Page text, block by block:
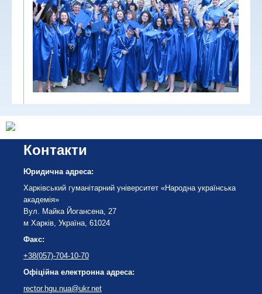
Контакти
Юридична адреса:
Харківський гуманітарний університет «Народна українська
академія»
Вул. Майка Йогансена, 27
м Харків, Україна, 61024
Факс:
+38(057)-704-10-70
Офіційна електронна адреса:
rector.hgu.nua@ukr.net